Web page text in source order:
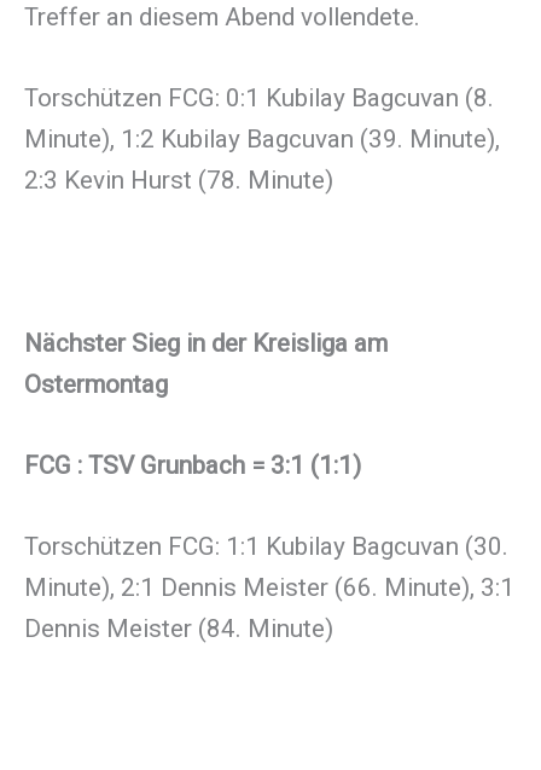
Treffer an diesem Abend vollendete.
Torschützen FCG: 0:1 Kubilay Bagcuvan (8.
Minute), 1:2 Kubilay Bagcuvan (39. Minute),
2:3 Kevin Hurst (78. Minute)
Nächster Sieg in der Kreisliga am
Ostermontag
FCG : TSV Grunbach = 3:1 (1:1)
Torschützen FCG: 1:1 Kubilay Bagcuvan (30.
Minute), 2:1 Dennis Meister (66. Minute), 3:1
Dennis Meister (84. Minute)